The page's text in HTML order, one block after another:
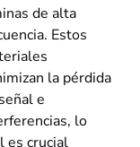
de alta
Estos
la pérdida
e
lo
es crucial